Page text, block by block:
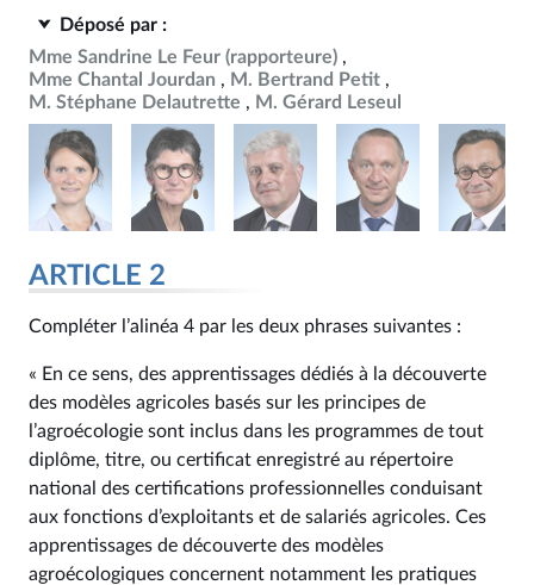
Déposé par :
Mme Sandrine Le Feur (rapporteure)
Mme Chantal Jourdan
M. Bertrand Petit
M. Stéphane Delautrette
M. Gérard Leseul
ARTICLE 2
Compléter l’alinéa 4 par les deux phrases suivantes :
« En ce sens, des apprentissages dédiés à la découverte
des modèles agricoles basés sur les principes de
l’agroécologie sont inclus dans les programmes de tout
diplôme, titre, ou certificat enregistré au répertoire
national des certifications professionnelles conduisant
aux fonctions d’exploitants et de salariés agricoles. Ces
apprentissages de découverte des modèles
agroécologiques concernent notamment les pratiques